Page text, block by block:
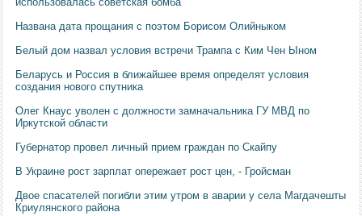
Названа дата прощания с поэтом Борисом Олийныком
Белый дом назвал условия встречи Трампа с Ким Чен Ыном
Беларусь и Россия в ближайшее время определят условия
создания нового спутника
Олег Кнаус уволен с должности замначальника ГУ МВД по
Иркутской области
Губернатор провел личный прием граждан по Скайпу
В Украине рост зарплат опережает рост цен, - Гройсман
Двое спасателей погибли этим утром в аварии у села Магдачешты
Криулянского района